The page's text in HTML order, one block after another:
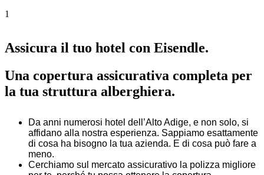
1
Assicura il tuo hotel con Eisendle.
Una copertura assicurativa completa per
la tua struttura alberghiera.
Da anni numerosi hotel dell’Alto Adige, e non solo, si
affidano alla nostra esperienza. Sappiamo esattamente
di cosa ha bisogno la tua azienda. E di cosa può fare a
meno.
Cerchiamo sul mercato assicurativo la polizza migliore